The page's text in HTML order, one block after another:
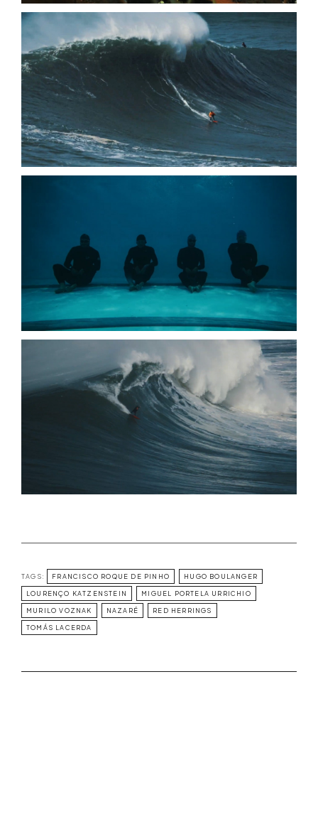
TAGS: FRANCISCO ROQUE DE PINHO HUGO BOULANGER
LOURENÇO KATZENSTEIN MIGUEL PORTELA URRICHIO
MURILO VOZNAK NAZARÉ RED HERRINGS
TOMÁS LACERDA